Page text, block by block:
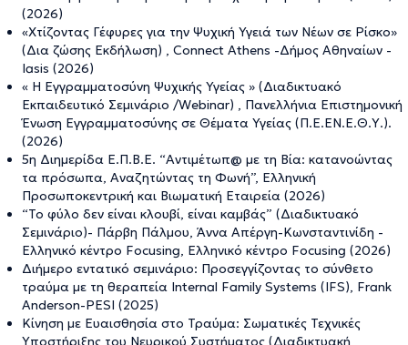
(2026)
«Χτίζοντας Γέφυρες για την Ψυχική Υγειά των Νέων σε Ρίσκο»
(Δια ζώσης Εκδήλωση) , Connect Athens -Δήμος Αθηναίων -
Iasis (2026)
« Η Εγγραμματοσύνη Ψυχικής Υγείας » (Διαδικτυακό
Εκπαιδευτικό Σεμινάριο /Webinar) , Πανελλήνια Επιστημονική
Ένωση Εγγραμματοσύνης σε Θέματα Υγείας (Π.Ε.ΕΝ.Ε.Θ.Υ.).
(2026)
5η Διημερίδα Ε.Π.Β.Ε. “Αντιμέτωπ@ με τη Βία: κατανοώντας
τα πρόσωπα, Αναζητώντας τη Φωνή”, Ελληνική
Προσωποκεντρική και Βιωματική Εταιρεία (2026)
“Το φύλο δεν είναι κλουβί, είναι καμβάς” (Διαδικτυακό
Σεμινάριο)- Πάρβη Πάλμου, Άννα Απέργη-Κωνσταντινίδη -
Ελληνικό κέντρο Focusing, Ελληνικό κέντρο Focusing (2026)
Διήμερο εντατικό σεμινάριο: Προσεγγίζοντας το σύνθετο
τραύμα με τη θεραπεία Internal Family Systems (IFS), Frank
Anderson-PESI (2025)
Κίνηση με Ευαισθησία στο Τραύμα: Σωματικές Τεχνικές
Υποστήριξης του Νευρικού Συστήματος (Διαδικτυακή